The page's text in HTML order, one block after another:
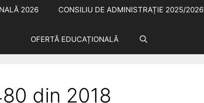
2026 CONSILIU DE ADMINISTRAȚIE 2025/2026
OFERTĂ EDUCAȚIONALĂ
din 2018